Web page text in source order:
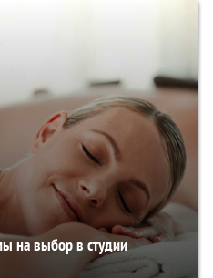
на выбор в студии